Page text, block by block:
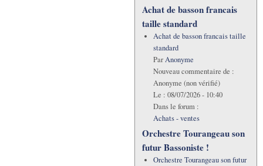
Achat de basson francais
taille standard
Achat de basson francais taille
standard
ParAnonyme
Nouveau commentaire de :
Anonyme (non vérifié)
Le : 08/07/2026 - 10:40
Dans le forum :
Achats - ventes
Orchestre Tourangeau son
futur Bassoniste !
Orchestre Tourangeau son futur